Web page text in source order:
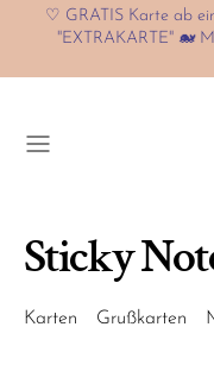
♡ GRATIS Karte ab
"EXTRAKARTE" 🐋
Menü
Sticky
Karten Grußkarten